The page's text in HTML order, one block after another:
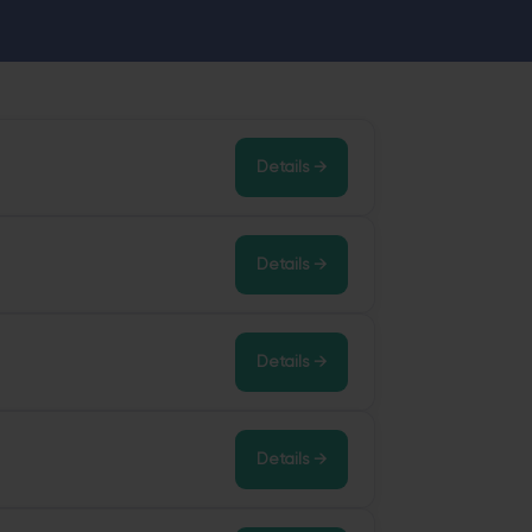
Details →
Details →
Details →
Details →